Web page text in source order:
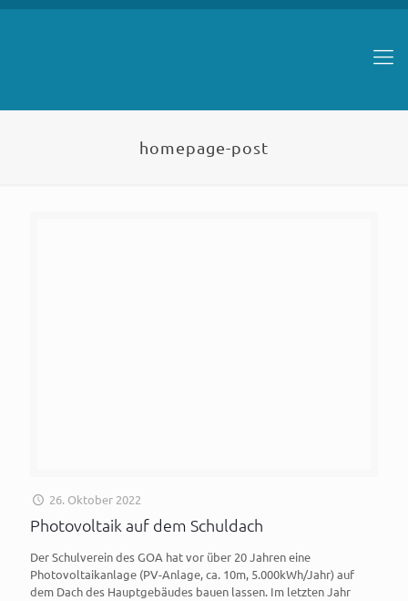
homepage-post
26. Oktober 2022
Photovoltaik auf dem Schuldach
Der Schulverein des GOA hat vor über 20 Jahren eine
Photovoltaikanlage (PV-Anlage, ca. 10m, 5.000kWh/Jahr) auf
dem Dach des Hauptgebäudes bauen lassen. Im letzten Jahr